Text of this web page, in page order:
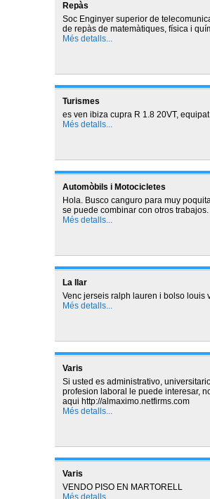
Repàs
Soc Enginyer superior de
de repàs de matemàtiques, física i
Més detalls...
Turismes
es ven ibiza cupra R 1.8 20VT,
Més detalls...
Automòbils i Motocicletes
Hola. Busco canguro para muy
se puede combinar con otros trabajos.
Més detalls...
La llar
Venc jerseis ralph lauren i bolso louis
Més detalls...
Varis
Si usted es administrativo,
profesion laboral le puede interesar,
aqui http://almaximo.netfirms.com
Més detalls...
Varis
VENDO PISO EN MARTORELL
Més detalls...